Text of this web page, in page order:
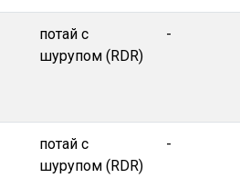
потай с
шурупом (RDR)
-
потай с
шурупом (RDR)
-